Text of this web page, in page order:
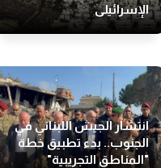
الإسرائيلي
انتشار الجيش اللبناني في
الجنوب.. بدء تطبيق خطة
"المناطق التجريبية"